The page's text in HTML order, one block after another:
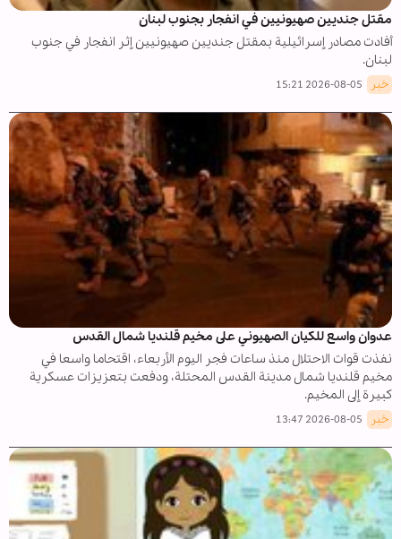
مقتل جنديين صهيونيين في انفجار بجنوب لبنان
أفادت مصادر إسرائيلية بمقتل جنديين صهيونيين إثر انفجار في جنوب
لبنان.
خبر 2026-08-05 15:21
عدوان واسع للكيان الصهيوني على مخيم قلنديا شمال القدس
نفذت قوات الاحتلال منذ ساعات فجر اليوم الأربعاء، اقتحاما واسعا في
مخيم قلنديا شمال مدينة القدس المحتلة، ودفعت بتعزيزات عسكرية
كبيرة إلى المخيم.
خبر 2026-08-05 13:47